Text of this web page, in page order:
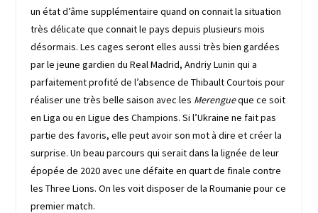
un état d’âme supplémentaire quand on connait la situation
très délicate que connait le pays depuis plusieurs mois
désormais. Les cages seront elles aussi très bien gardées
par le jeune gardien du Real Madrid, Andriy Lunin qui a
parfaitement profité de l’absence de Thibault Courtois pour
réaliser une très belle saison avec les Merengueque ce soit
en Liga ou en Ligue des Champions. Si l’Ukraine ne fait pas
partie des favoris, elle peut avoir son mot à dire et créer la
surprise. Un beau parcours qui serait dans la lignée de leur
épopée de 2020 avec une défaite en quart de finale contre
les Three Lions. On les voit disposer de la Roumanie pour ce
premier match.